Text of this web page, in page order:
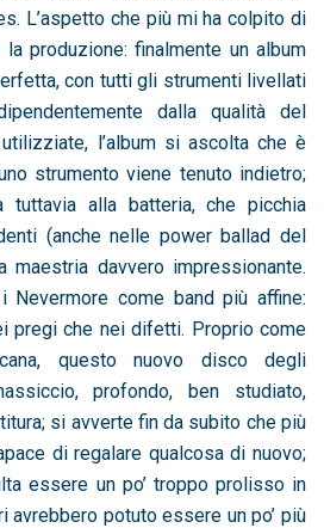
L’aspetto che più mi ha colpito di
produzione: finalmente un album
con tutti gli strumenti livellati
dalla qualità del
l’album si ascolta che è
strumento viene tenuto indietro;
tuttavia alla batteria, che picchia
(anche nelle power ballad del
davvero impressionante.
come band più affine:
pregi che nei difetti. Proprio come
questo nuovo disco degli
profondo, ben studiato,
si avverte fin da subito che più
di regalare qualcosa di nuovo;
essere un po’ troppo prolisso in
avrebbero potuto essere un po’ più